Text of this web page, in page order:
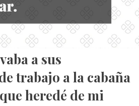
a sus
trabajo a la cabaña
heredé de mi